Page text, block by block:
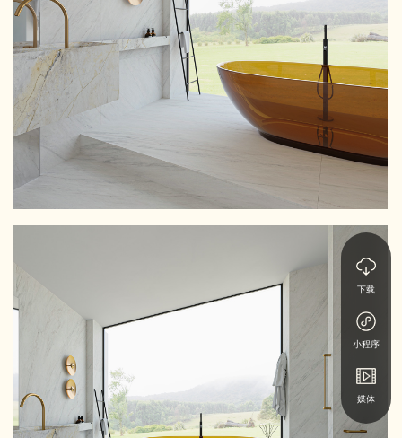
下载
小程序
媒体